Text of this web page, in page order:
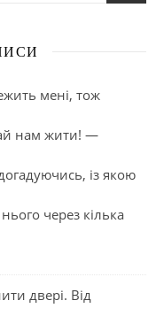
мені, тож
нам жити! —
із якою
через кілька
двері. Від